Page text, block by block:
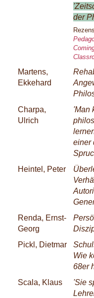
der
Martens,
Ekkehard
Charpa,
Ulrich
'Man
einer
Heintel, Peter
Renda, Ernst-
Georg
Pickl, Dietmar
Wie
68er
Scala, Klaus
'Sie